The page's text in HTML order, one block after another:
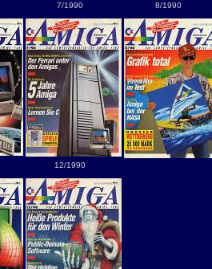
7/1990 8/1990
12/1990